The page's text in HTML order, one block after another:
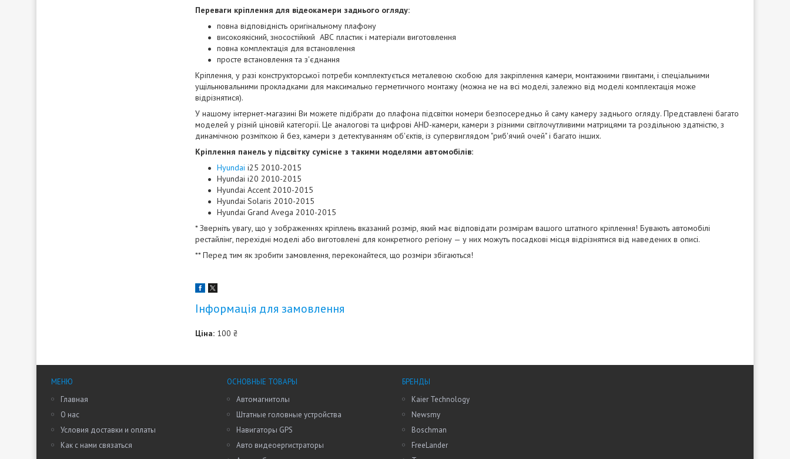
Переваги кріплення для відеокамери заднього огляду:
повна відповідність оригінальному плафону
високоякісний, зносостійкий АВС пластик і матеріали виготовлення
повна комплектація для встановлення
просте встановлення та з'єднання
Кріплення, у разі конструкторської потреби комплектується металевою скобою для закріплення камери, монтажними гвинтами, і спеціальними
ущільнювальними прокладками для максимально герметичного монтажу (можна не на всі моделі, залежно від моделі комплектація може
відрізнятися).
У нашому інтернет-магазині Ви можете підібрати до плафона підсвітки номери безпосередньо й саму камеру заднього огляду. Представлені багато
моделей у різній ціновій категорії. Це аналогові та цифрові AHD-камери, камери з різними світлочутливими матрицями та роздільною здатністю, з
динамічною розміткою й без, камери з детектуванням об'єктів, із супервиглядом "риб'ячий очей" і багато інших.
Кріплення панель у підсвітку сумісне з такими моделями автомобілів:
Hyundai i25 2010-2015
Hyundai i20 2010-2015
Hyundai Accent 2010-2015
Hyundai Solaris 2010-2015
Hyundai Grand Avega 2010-2015
* Зверніть увагу, що у зображеннях кріплень вказаний розмір, який має відповідати розмірам вашого штатного кріплення! Бувають автомобілі
рестайлінг, перехідні моделі або виготовлені для конкретного регіону — у них можуть посадкові місця відрізнятися від наведених в описі.
** Перед тим як зробити замовлення, переконайтеся, що розміри збігаються!
Інформація для замовлення
Ціна: 100 ₴
МЕНЮ
Главная
О нас
Условия доставки и оплаты
Как с нами связаться
ОСНОВНЫЕ ТОВАРЫ
Автомагнитолы
Штатные головные устройства
Навигаторы GPS
Авто видеоергистраторы
БРЕНДЫ
Kaier Technology
Newsmy
Boschman
FreeLander